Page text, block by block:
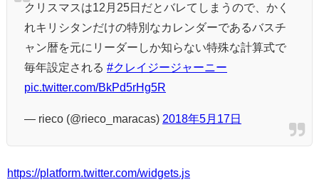
クリスマスは12月25日だとバレてしまうので、かく
れキリシタンだけの特別なカレンダーであるバスチ
ャン暦を元にリーダーしか知らない特殊な計算式で
毎年設定される #クレイジージャーニー
pic.twitter.com/BkPd5rHg5R
— rieco (@rieco_maracas) 2018年5月17日
https://platform.twitter.com/widgets.js